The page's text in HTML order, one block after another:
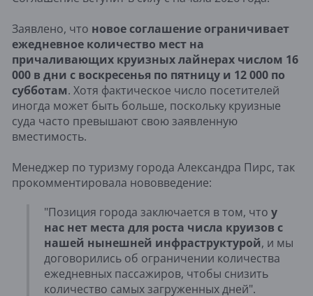
Заявлено, что новое соглашение ограничивает
ежедневное количество мест на
причаливающих круизных лайнерах числом 16
000 в дни с воскресенья по пятницу и 12 000 по
субботам. Хотя фактическое число посетителей
иногда может быть больше, поскольку круизные
суда часто превышают свою заявленную
вместимость.
Менеджер по туризму города Александра Пирс, так
прокомментировала нововведение:
"Позиция города заключается в том, что у
нас нет места для роста числа круизов с
нашей нынешней инфраструктурой, и мы
договорились об ограничении количества
ежедневных пассажиров, чтобы снизить
количество самых загруженных дней".